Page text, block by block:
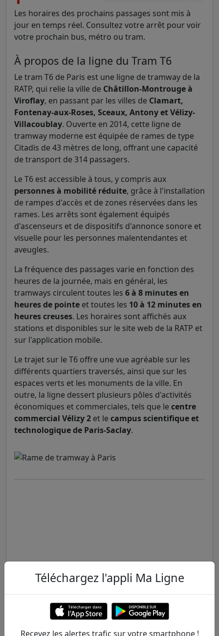
Les horaires des prochains passages sont mis à
jour en temps réel. Consultez votre arrêt pour voir
votre prochain bus, métro ou tram.
À propos de la ligne du Tram T6
Le tram T6 de Paris est une ligne de tramway de la
RATP, qui relie la ville de Châtillon-Montrouge à
Viroflay, en passant par les villes de Clamart,
Fontenay-aux-Roses, Sceaux, Antony et Vélizy-
Villacoublay. Ouverte en 2014, cette ligne de
tramway moderne est équipée de rames de type
Citadis de 43 mètres de long, offrant une capacité
de transport de 314 passagers.
Le T6 est accessible à tous, y compris aux
personnes à mobilité réduite, grâce à l'installation
de rampes d'accès et de zones réservées dans les
rames. Les arrêts sont également équipés
d'ascenseurs et de dispositifs d'annonce sonore et
visuelle pour les personnes malentendantes et
aveugles.
La fréquence des passages varie en fonction des
heures de la journée, mais en général, les
tramways circulent toutes les 6 à 8 minutes en
heures de pointe et toutes les 10 à 12 minutes en
heures creuses. Les horaires sont affichés aux
stations et disponibles sur le site web de la RATP et
sur l'application mobile.
Le trajet sur le T6 offre une vue agréable sur les
différents quartiers traversés, ainsi que sur les
espaces verts et les monuments de la ville. En
outre, la ligne dessert plusieurs pôles d'activités
économiques et commerciales, tels que le centre
commercial Vélizy 2 et le campus scientifique et
technologique de Paris-Saclay.
Téléchargez l'appli Ma Ligne
Recevez les alertes trafic sur votre smartphone !